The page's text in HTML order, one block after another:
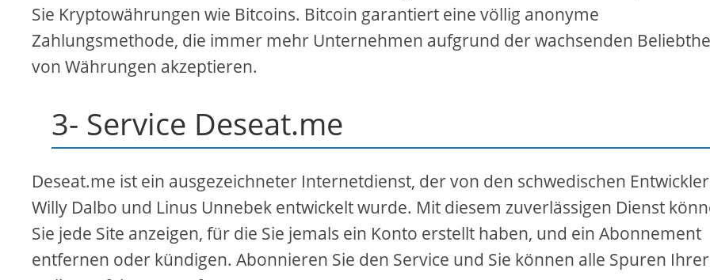
Sie Kryptowährungen wie Bitcoins. Bitcoin garantiert eine völlig anonyme
Zahlungsmethode, die immer mehr Unternehmen aufgrund der wachsenden
von Währungen akzeptieren.
3- Service Deseat.me
Deseat.me ist ein ausgezeichneter Internetdienst, der von den schwedischen
Willy Dalbo und Linus Unnebek entwickelt wurde. Mit diesem zuverlässigen Dienst
Sie jede Site anzeigen, für die Sie jemals ein Konto erstellt haben, und ein Abonnement
entfernen oder kündigen. Abonnieren Sie den Service und Sie können alle Spuren Ihrer